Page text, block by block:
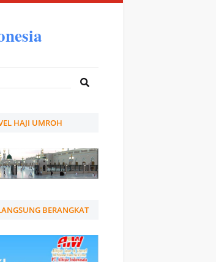
HAJI UMROH
BERANGKAT